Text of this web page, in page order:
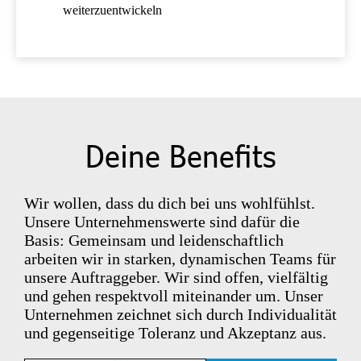
weiterzuentwickeln
Deine Benefits
Wir wollen, dass du dich bei uns wohlfühlst.
Unsere Unternehmenswerte sind dafür die
Basis: Gemeinsam und leidenschaftlich
arbeiten wir in starken, dynamischen Teams für
unsere Auftraggeber. Wir sind offen, vielfältig
und gehen respektvoll miteinander um. Unser
Unternehmen zeichnet sich durch Individualität
und gegenseitige Toleranz und Akzeptanz aus.